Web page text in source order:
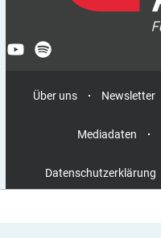
Über uns Newsletter
Mediadaten
Datenschutzerklärung